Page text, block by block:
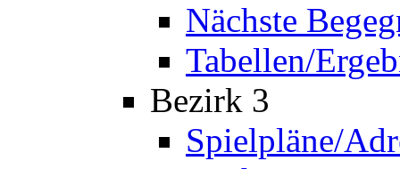
Nächste
Tabellen/
Bezirk 3
Spielpläne/